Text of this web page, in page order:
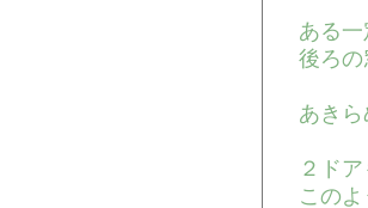
ある一
後ろ
あき
２ド
この